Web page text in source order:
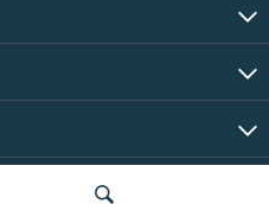
RL, Inc. | Все права защищены.